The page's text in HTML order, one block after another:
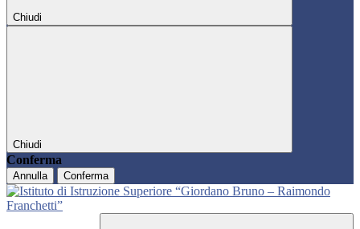
Chiudi
Chiudi
Conferma
Annulla Conferma